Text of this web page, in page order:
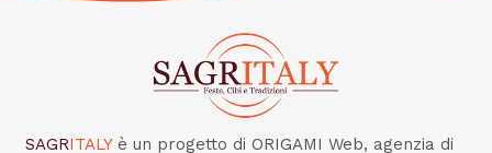
SAGRITALY è un progetto di ORIGAMI Web, agenzia di